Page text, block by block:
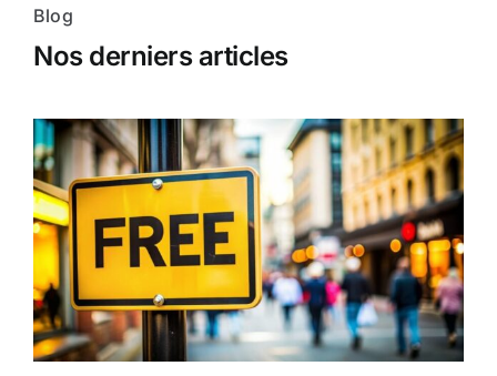
Blog
Nos derniers articles